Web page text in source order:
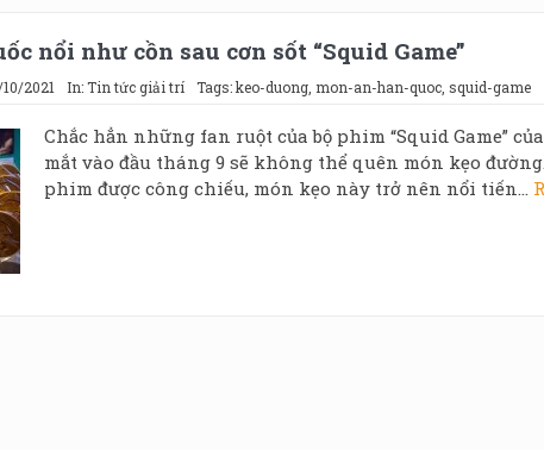
nổi như cồn sau cơn sốt “Squid Game”
2021 In:Tin tức giải trí Tags:keo-duong, mon-an-han-quoc, squid-game
Chắc hẳn những fan ruột của bộ phim “Squid Game”
mắt vào đầu tháng 9 sẽ không thể quên món kẹo
phim được công chiếu, món kẹo này trở nên nổi tiến...